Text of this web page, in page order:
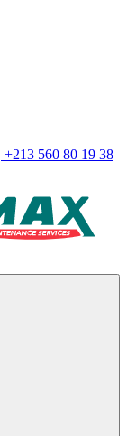
+213 560 80 19 38